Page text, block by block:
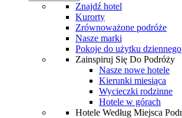
Znajdź hotel
Kurorty
Zrównoważone podróże
Nasze marki
Pokoje do użytku dziennego
Zainspiruj Się Do Podróży
Nasze nowe hotele
Kierunki miesiąca
Wycieczki rodzinne
Hotele w górach
Hotele Według Miejsca